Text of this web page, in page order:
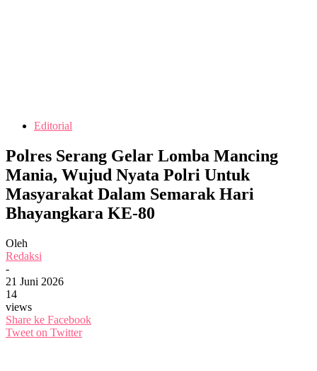
Editorial
Polres Serang Gelar Lomba Mancing
Mania, Wujud Nyata Polri Untuk
Masyarakat Dalam Semarak Hari
Bhayangkara KE-80
Oleh
Redaksi
-
21 Juni 2026
14
views
Share ke Facebook
Tweet on Twitter